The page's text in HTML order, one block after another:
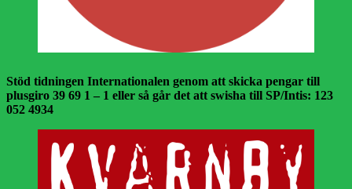
Stöd tidningen Internationalen genom att skicka pengar till
plusgiro 39 69 1 – 1 eller så går det att swisha till SP/Intis: 123
052 4934